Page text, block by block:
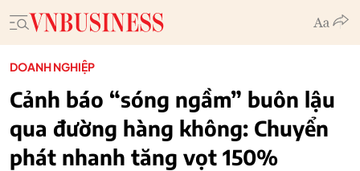
DOANH NGHIỆP
Cảnh báo “sóng ngầm” buôn lậu
qua đường hàng không: Chuyển
phát nhanh tăng vọt 150%